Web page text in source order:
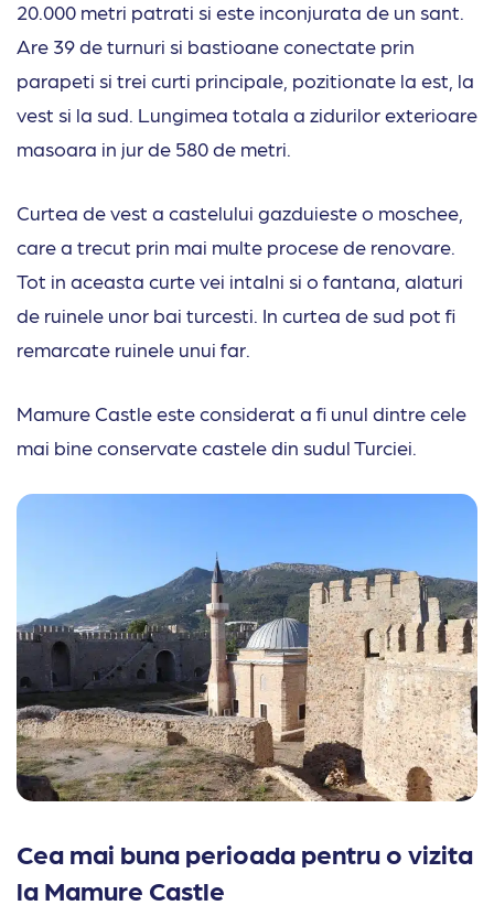
20.000 metri patrati si este inconjurata de un sant.
Are 39 de turnuri si bastioane conectate prin
parapeti si trei curti principale, pozitionate la est, la
vest si la sud. Lungimea totala a zidurilor exterioare
masoara in jur de 580 de metri.
Curtea de vest a castelului gazduieste o moschee,
care a trecut prin mai multe procese de renovare.
Tot in aceasta curte vei intalni si o fantana, alaturi
de ruinele unor bai turcesti. In curtea de sud pot fi
remarcate ruinele unui far.
Mamure Castle este considerat a fi unul dintre cele
mai bine conservate castele din sudul Turciei.
Cea mai buna perioada pentru o vizita
la Mamure Castle